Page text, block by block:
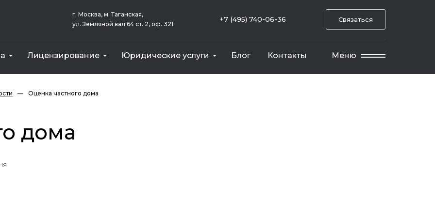
г. Москва, м. Таганская,
ул. Земляной вал 64 ст. 2, оф. 321
+7 (495) 740-06-36 Связаться
Лицензирование Юридические услуги Блог Контакты Меню
— Оценка частного дома
дома